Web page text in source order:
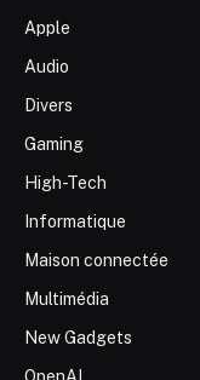
Apple
Audio
Divers
Gaming
High-Tech
Informatique
Maison connectée
Multimédia
New Gadgets
OpenAI